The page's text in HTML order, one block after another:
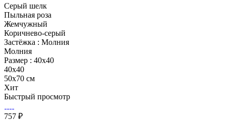
Серый шелк
Пыльная роза
Жемчужный
Коричнево-серый
Застёжка : Молния
Молния
Размер : 40x40
40x40
50х70 см
Хит
Быстрый просмотр
757 ₽